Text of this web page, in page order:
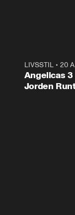
LIVSSTIL• 20
Angelicas
Jorden